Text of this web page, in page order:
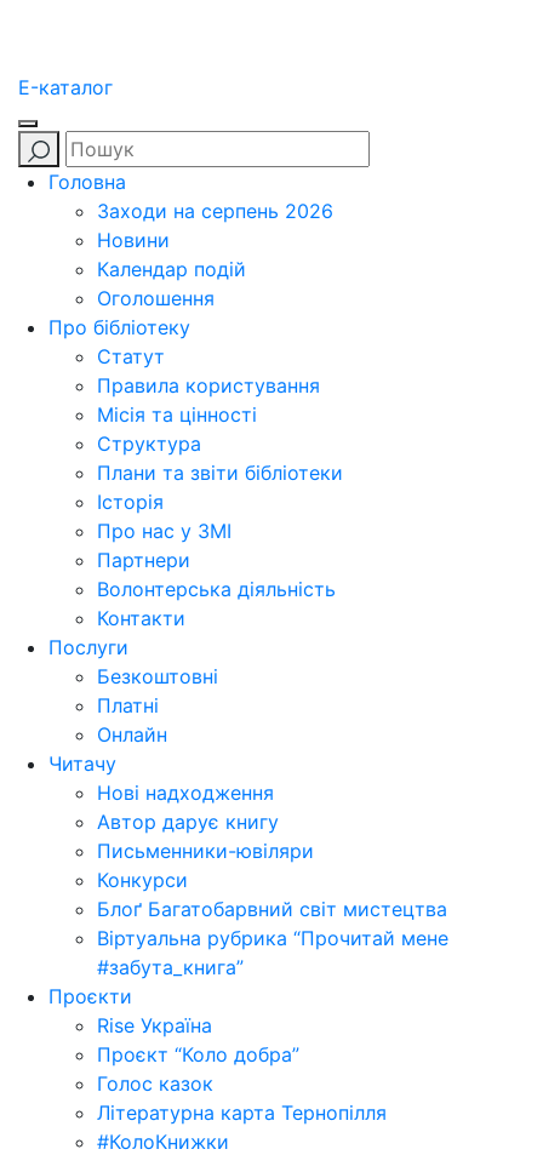
E-каталог
Головна
Заходи на серпень 2026
Новини
Календар подій
Оголошення
Про бібліотеку
Статут
Правила користування
Місія та цінності
Структура
Плани та звіти бібліотеки
Історія
Про нас у ЗМІ
Партнери
Волонтерська діяльність
Контакти
Послуги
Безкоштовні
Платні
Онлайн
Читачу
Нові надходження
Автор дарує книгу
Письменники-ювіляри
Конкурси
Блоґ Багатобарвний світ мистецтва
Віртуальна рубрика “Прочитай мене
#забута_книга”
Проєкти
Rise Україна
Проєкт “Коло добра”
Голос казок
Літературна карта Тернопілля
#КолоКнижки